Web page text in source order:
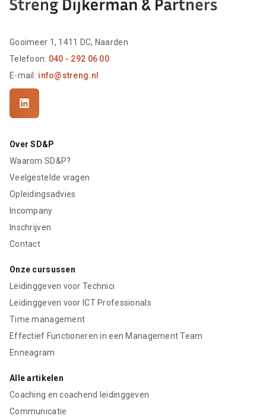
Gooimeer 1, 1411 DC, Naarden
Telefoon: 040 - 292 06 00
E-mail: info@streng.nl
Over SD&P
Waarom SD&P?
Veelgestelde vragen
Opleidingsadvies
Incompany
Inschrijven
Contact
Onze cursussen
Leidinggeven voor Technici
Leidinggeven voor ICT Professionals
Time management
Effectief Functioneren in een Management Team
Enneagram
Alle artikelen
Coaching en coachend leidinggeven
Communicatie